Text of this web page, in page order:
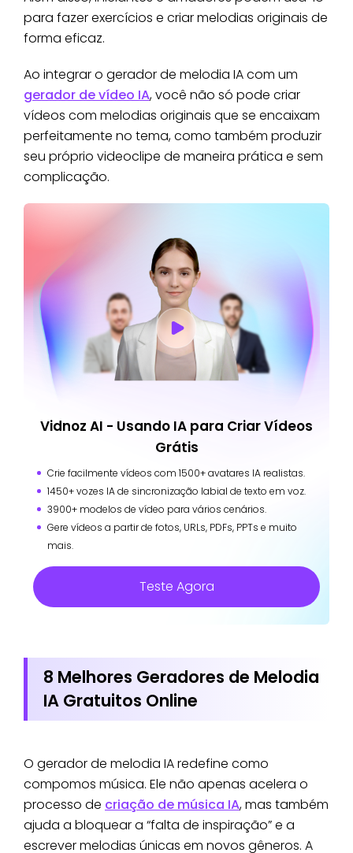
para fazer exercícios e criar melodias originais de
forma eficaz.
Ao integrar o gerador de melodia IA com um
gerador de vídeo IA, você não só pode criar
vídeos com melodias originais que se encaixam
perfeitamente no tema, como também produzir
seu próprio videoclipe de maneira prática e sem
complicação.
Vidnoz AI - Usando IA para Criar Vídeos
Grátis
Crie facilmente vídeos com 1500+ avatares IA realistas.
1450+ vozes IA de sincronização labial de texto em voz.
3900+ modelos de vídeo para vários cenários.
Gere vídeos a partir de fotos, URLs, PDFs, PPTs e muito
mais.
Teste Agora
8 Melhores Geradores de Melodia
IA Gratuitos Online
O gerador de melodia IA redefine como
compomos música. Ele não apenas acelera o
processo de criação de música IA, mas também
ajuda a bloquear a “falta de inspiração” e a
escrever melodias únicas em novos gêneros. A